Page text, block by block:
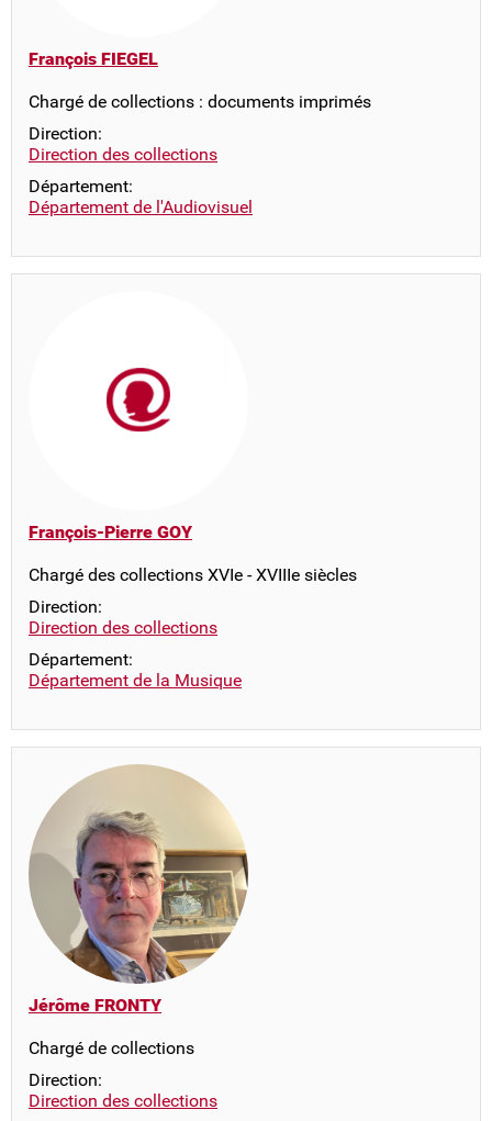
François FIEGEL
Chargé de collections : documents imprimés
Direction:
Direction des collections
Département:
Département de l'Audiovisuel
François-Pierre GOY
Chargé des collections XVIe - XVIIIe siècles
Direction:
Direction des collections
Département:
Département de la Musique
Jérôme FRONTY
Chargé de collections
Direction:
Direction des collections